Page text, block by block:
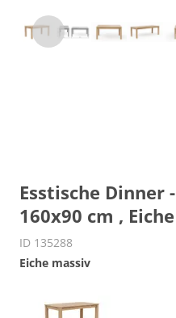
Esstische Dinner
160x90 cm ,
ID 135288
Eiche massiv